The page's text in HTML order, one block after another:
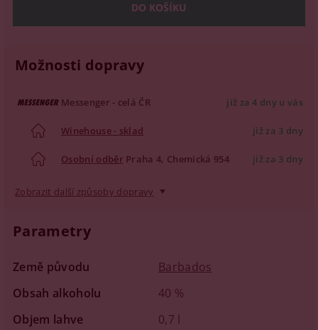
Možnosti dopravy
Messenger - celá ČR již za 4 dny u vás
Winehouse - sklad již za 3 dny
Osobní odběr Praha 4, Chemická 954 již za 3 dny
Zobrazit další způsoby dopravy
Parametry
Země původu
Barbados
Obsah alkoholu
40 %
Objem lahve
0,7 l